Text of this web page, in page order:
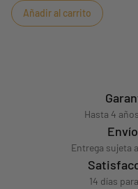
Añadir al carrito
Hasta 4
Entrega sujeta
14 días